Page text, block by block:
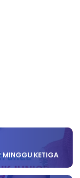
MINGGU KETIGA